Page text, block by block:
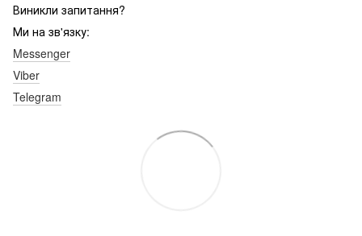
Виникли запитання?
Ми на зв'язку:
Messenger
Viber
Telegram